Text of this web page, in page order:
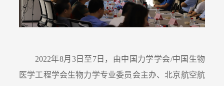
2022年8月 3日至7日，由中国力学学会/中国生物
医学工程学会生物力学专业委员会主办、北京航空航